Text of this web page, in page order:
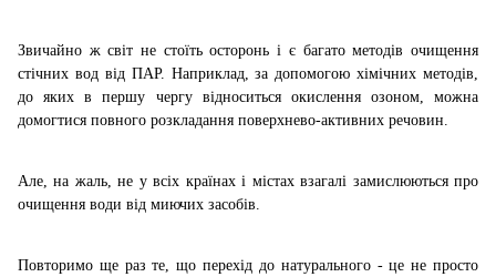
Звичайно ж світ не стоїть осторонь і є багато методів очищення
стічних вод від ПАР. Наприклад, за допомогою хімічних методів,
до яких в першу чергу відноситься окислення озоном, можна
домогтися повного розкладання поверхнево-активних речовин.
Але, на жаль, не у всіх країнах і містах взагалі замислюються про
очищення води від миючих засобів.
Повторимо ще раз те, що перехід до натурального - це не просто